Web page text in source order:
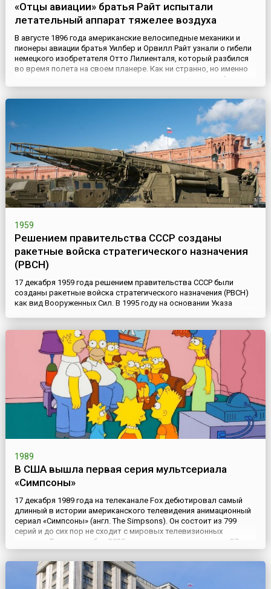
«Отцы авиации» братья Райт испытали
летательный аппарат тяжелее воздуха
В августе 1896 года американские велосипедные механики и
пионеры авиации братья Уилбер и Орвилл Райт узнали о гибели
немецкого изобретателя Отто Лилиенталя, который разбился
во время полета на своем планере. Как ни странно, но именно
это известие укрепило их в мысли создать летательный
аппарат тяжелее воздуха, снабженный двигателем и системой
управления. Братья Райт разработали систему горизон...
1959
Решением правительства СССР созданы
ракетные войска стратегического назначения
(РВСН)
17 декабря 1959 года решением правительства СССР были
созданы ракетные войска стратегического назначения (РВСН)
как вид Вооруженных Сил. В 1995 году на основании Указа
Вообще история РВСН неразрывно связана с развитием
ракетного и ракетно-ядерного оружия. Материальной основой
создани...
1989
В США вышла первая серия мультсериала
«Симпсоны»
17 декабря 1989 года на телеканале Fox дебютировал самый
длинный в истории американского телевидения анимационный
сериал «Симпсоны» (англ. The Simpsons). Он состоит из 799
серий и до сих пор не сходит с мировых телевизионных
экранов. Так, в сентябре 2025 года состоялась премьера 37-го
сезона сериала.В мультике затронуты многие аспекты
культурной и социальной жизни Америки, но, прежде всего, эт...